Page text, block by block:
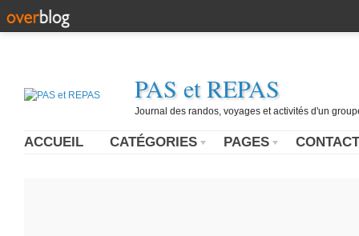
PAS et REPAS
Journal des randos, voyages et activités d'un
ACCUEIL CATÉGORIES PAGES CONTACT